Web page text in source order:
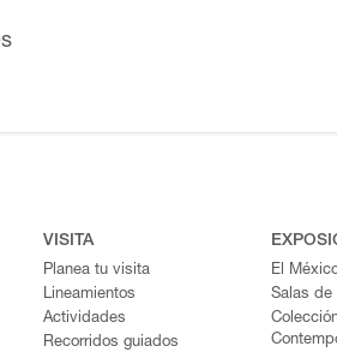
VISITA
Planea tu visita
Lineamientos
Actividades
Recorridos guiados
El
Salas de